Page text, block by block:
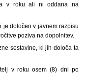
v roku ali ni oddana na
je določen v javnem razpisu
poziva na dopolnitev.
sestavine, ki jih določa ta
v roku osem (8) dni po